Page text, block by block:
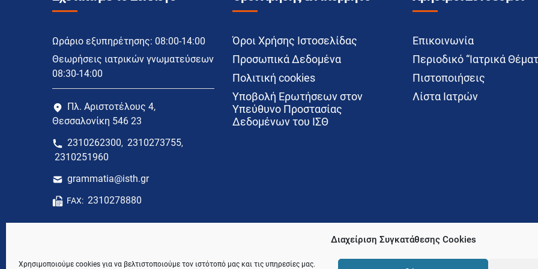
Διαχείριση Συγκατάθεσης Cookies
Χρησιμοποιούμε cookies για να βελτιστοποιούμε τον ιστότοπό μας και τις υπηρεσίες μας.
Ωράριο εξυπηρέτησης: 08:00-14:00
Θεωρήσεις ιατρικών γνωματεύσεων
08:30-14:00
Πλ. Αριστοτέλους 4,
Θεσσαλονίκη 546 23
2310262300, 2310273755,
2310251960
grammatia@isth.gr
FAX: 2310278880
Όροι Χρήσης Ιστοσελίδας
Προσωπικά Δεδομένα
Πολιτική cookies
Υποβολή Ερωτήσεων στον
Υπεύθυνο Προστασίας
Δεδομένων του ΙΣΘ
Επικοινωνία
Περιοδικό “Ιατρικά
Πιστοποιήσεις
Λίστα Ιατρών